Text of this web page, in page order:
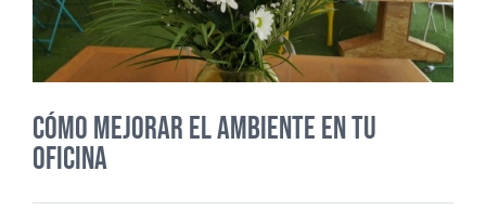
Cómo mejorar el ambiente en tu
oficina